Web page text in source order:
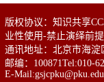
版权协议：知识共享
业性使用-禁止演绎前
通讯地址：北京市海
邮编：100871Tel:010-
E-